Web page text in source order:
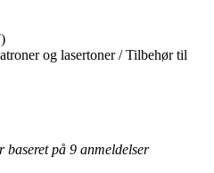
og lasertoner / Tilbehør til
baseret på 9 anmeldelser